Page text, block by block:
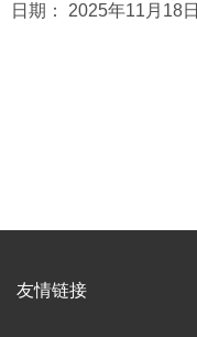
日期： 2025年11月18日
友情链接